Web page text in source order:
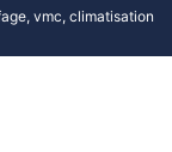
vmc, climatisation